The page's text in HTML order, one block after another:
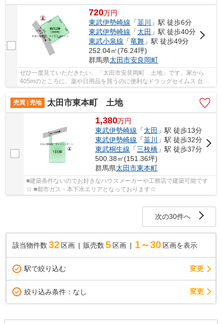
720万円
東武伊勢崎線 「韮川
」駅 徒歩6分
東武伊勢崎線 「太田 」駅 徒歩40分
東武小泉線 「竜舞 」駅 徒歩49分
252.04㎡(76.24坪)
群馬県太田市安良岡町
ぜひ一度見ていただきたい、「太田市安良岡町 土地」です。家から
405mのところに、薬や日用品を買うのに便利なドラッグセイムス 台之
売買 | 売地
太田市東本町 土地
1,380万円
東武伊勢崎線 「太田 」駅 徒歩13分
東武伊勢崎線 「韮川
」駅 徒歩32分
東武桐生線 「三枚橋 」駅 徒歩37分
500.38㎡(151.36坪)
群馬県太田市東本町
■建築条件ないのでお好きなハウスメーカーや工務店で建築可能です
☆ ■都市ガス・本下水エリアとなっております☆
次の30件へ
該当物件数 32 区画 販売数 5 区画 1～30 区画を表示
駅で絞り込む 変更
絞り込み条件： なし 変更